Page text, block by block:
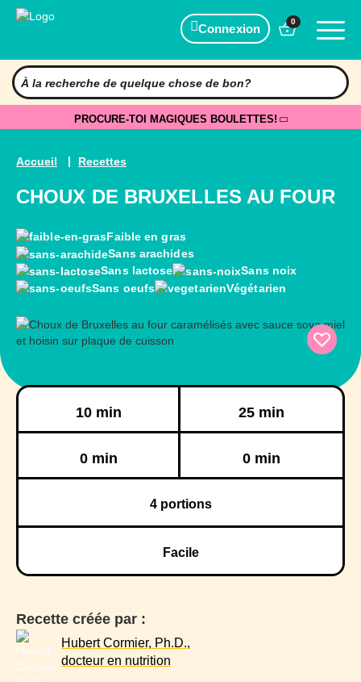
Connexion
0
PROCURE-TOI MAGIQUES BOULETTES!
Accueil Recettes
CHOUX DE BRUXELLES AU FOUR
Faible en gras
Sans arachides
Sans lactose
Sans noix
Sans oeufs
Végétarien
10 min 25 min
0 min 0 min
4portions
Facile
Recette créée par :
Hubert Cormier, Ph.D.,
docteur en nutrition